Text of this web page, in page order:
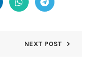
NEXT POST